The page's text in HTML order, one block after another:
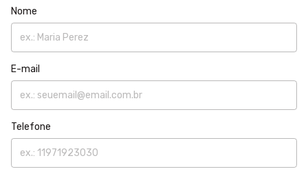
Nome
E-mail
Telefone